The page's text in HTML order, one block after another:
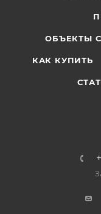
ОБЪЕКТЫ
КАК КУПИТЬ